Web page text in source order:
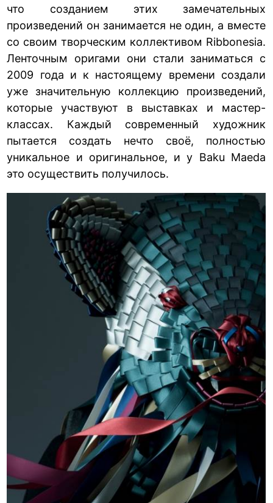
что созданием этих замечательных
произведений он занимается не один, а вместе
со своим творческим коллективом Ribbonesia.
Ленточным оригами они стали заниматься с
2009 года и к настоящему времени создали
уже значительную коллекцию произведений,
которые участвуют в выставках и мастер-
классах. Каждый современный художник
пытается создать нечто своё, полностью
уникальное и оригинальное, и у Baku Maeda
это осуществить получилось.